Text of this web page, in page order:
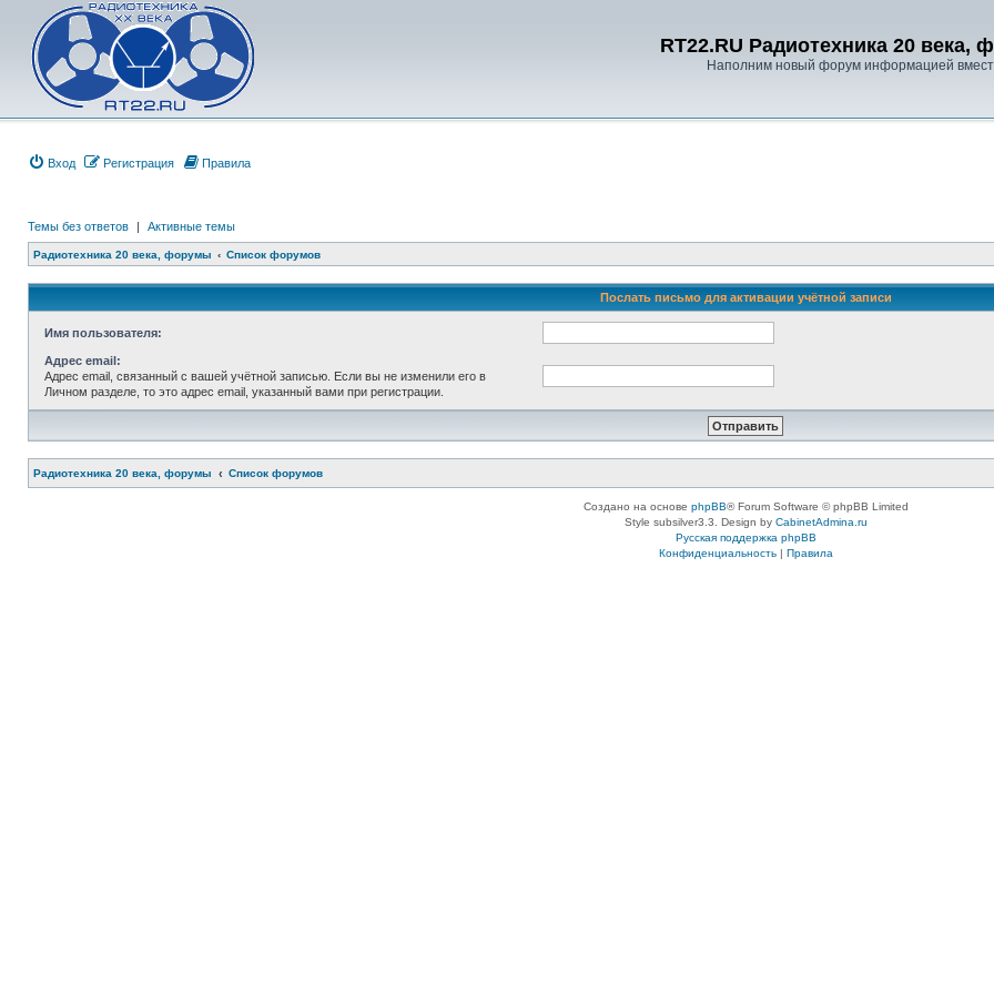
RT22.RU Радиотехника 20 века,
Наполним новый форум информацией
Вход Регистрация Правила
Темы без ответов | Активные темы
Радиотехника 20 века, форумы Список форумов
Послать письмо для активации учётной записи
Имя пользователя:
Адрес email:
Адрес email, связанный с вашей учётной записью. Если вы не изменили его в
Личном разделе, то это адрес email, указанный вами при регистрации.
Радиотехника 20 века, форумы Список форумов
Создано на основе phpBB® Forum Software © phpBB Limited
Style subsilver3.3. Design by CabinetAdmina.ru
Русская поддержка phpBB
Конфиденциальность| Правила